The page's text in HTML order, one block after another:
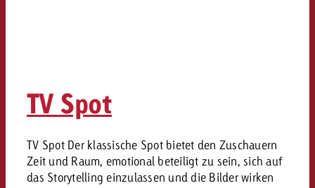
TV Spot
TV Spot Der klassische Spot bietet den Zuschauern
Zeit und Raum, emotional beteiligt zu sein, sich auf
das Storytelling einzulassen und die Bilder wirken